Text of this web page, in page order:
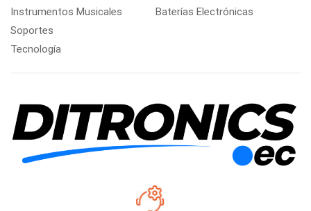
Instrumentos Musicales
Soportes
Tecnología
Baterías Electrónicas